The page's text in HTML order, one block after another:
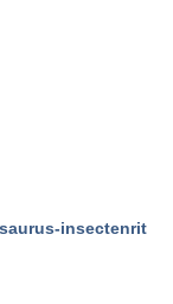
insectenrit